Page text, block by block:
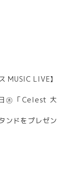
MUSIC LIVE】
㊍「Celest 大
ドをプレゼン